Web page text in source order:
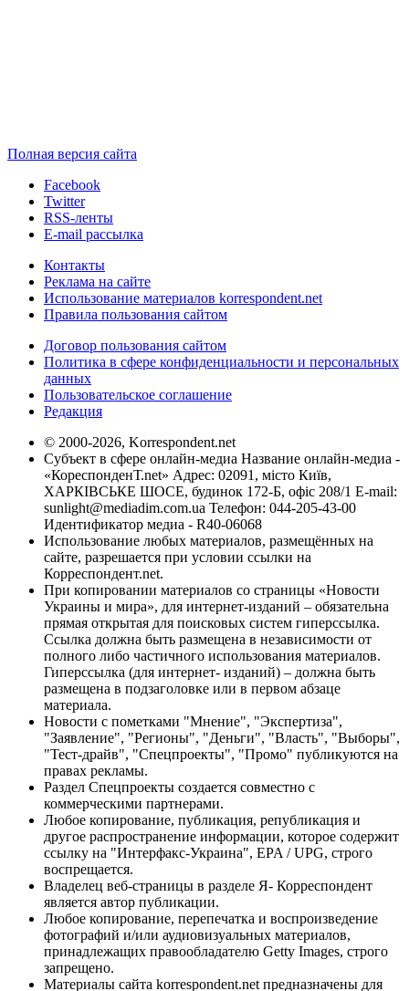
Полная версия сайта
Facebook
Twitter
RSS-ленты
E-mail рассылка
Контакты
Реклама на сайте
Использование материалов korrespondent.net
Правила пользования сайтом
Договор пользования сайтом
Политика в сфере конфиденциальности и персональных
данных
Пользовательское соглашение
Редакция
© 2000-2026, Korrespondent.net
Субъект в сфере онлайн-медиа Название онлайн-медиа -
«КореспонденТ.net» Адрес: 02091, місто Київ,
ХАРКІВСЬКЕ ШОСЕ, будинок 172-Б, офіс 208/1 E-mail:
sunlight@mediadim.com.ua Телефон: 044-205-43-00
Идентификатор медиа - R40-06068
Использование любых материалов, размещённых на
сайте, разрешается при условии ссылки на
Корреспондент.net.
При копировании материалов со страницы «Новости
Украины и мира», для интернет-изданий – обязательна
прямая открытая для поисковых систем гиперссылка.
Ссылка должна быть размещена в независимости от
полного либо частичного использования материалов.
Гиперссылка (для интернет- изданий) – должна быть
размещена в подзаголовке или в первом абзаце
материала.
Новости с пометками "Мнение", "Экспертиза",
"Заявление", "Регионы", "Деньги", "Власть", "Выборы",
"Тест-драйв", "Спецпроекты", "Промо" публикуются на
правах рекламы.
Раздел Спецпроекты создается совместно с
коммерческими партнерами.
Любое копирование, публикация, републикация и
другое распространение информации, которое содержит
ссылку на "Интерфакс-Украина", EPA / UPG, строго
воспрещается.
Владелец веб-страницы в разделе Я- Корреспондент
является автор публикации.
Любое копирование, перепечатка и воспроизведение
фотографий и/или аудиовизуальных материалов,
принадлежащих правообладателю Getty Images, строго
запрещено.
Материалы сайта korrespondent.net предназначены для